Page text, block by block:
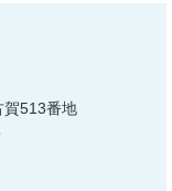
賀513番地